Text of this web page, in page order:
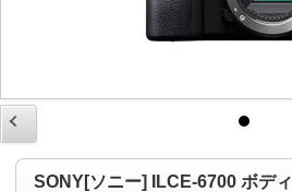
SONY[ソニー] ILCE-6700 ボディ